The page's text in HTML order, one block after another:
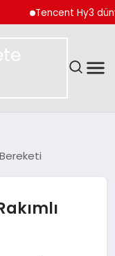
Tencent Hy3 dünya